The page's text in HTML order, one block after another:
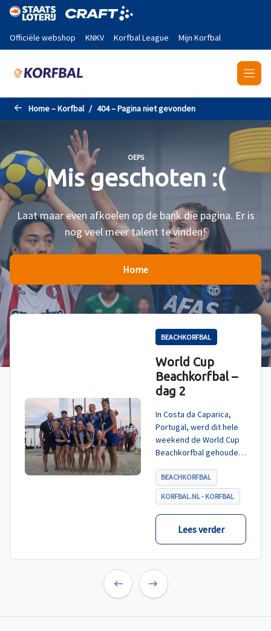
Naar de hoofdinhoud gaan
Officiële webshop KNKV Korfbal League Mijn Korfbal
Home – Korfbal 404 – Pagina niet gevonden
OEPS
Mis geschoten :(
Laat maar even afkoelen op de bank die pagina. Er is
nog veel meer talent te vinden!
Home
BEACHKORFBAL
World Cup
Beachkorfbal –
dag 2
In Costa da Caparica,
Portugal, werd dit hele
weekend de World Cup
Beachkorfbal gehouden.
tegen België, die
eindigde in shoot-outs,
was het Nederland dat
er met het goud vandoor
BEACHKORFBAL
KORFBAL.NL - KORFBAL
Lees verder